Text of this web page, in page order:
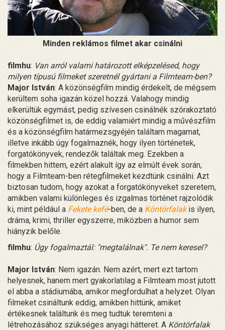
Minden reklámos filmet akar csinálni
filmhu: Van arról valami határozott elképzelésed, hogy
milyen típusú filmeket szeretnél gyártani a Filmteam-ben?
Major István: A közönségfilm mindig érdekelt, de mégsem
kerültem soha igazán közel hozzá. Valahogy mindig
elkerültük egymást, pedig szívesen csinálnék szórakoztató
közönségfilmet is, de eddig valamiért mindig a művészfilm
és a közönségfilm határmezsgyéjén találtam magamat,
illetve inkább úgy fogalmaznék, hogy ilyen történetek,
forgatókönyvek, rendezők találtak meg. Ezekben a
filmekben hittem, ezért alakult így az elmúlt évek során,
hogy a Filmteam-ben rétegfilmeket kezdtünk csinálni. Azt
biztosan tudom, hogy azokat a forgatókönyveket szeretem,
amikben valami különleges és izgalmas történet rajzolódik
ki, mint például a Fekete kefé-ben, de a Köntörfalakis ilyen,
dráma, krimi, thriller egyszerre, miközben a humor sem
hiányzik belőle.
filmhu: Úgy fogalmaztál: "megtalálnak". Te nem keresel?
Major István: Nem igazán. Nem azért, mert ezt tartom
helyesnek, hanem mert gyakorlatilag a Filmteam most jutott
el abba a stádiumába, amikor megfordulhat a helyzet. Olyan
filmeket csináltunk eddig, amikben hittünk, amiket
értékesnek találtunk és meg tudtuk teremteni a
létrehozásához szükséges anyagi hátteret. A Köntörfalak